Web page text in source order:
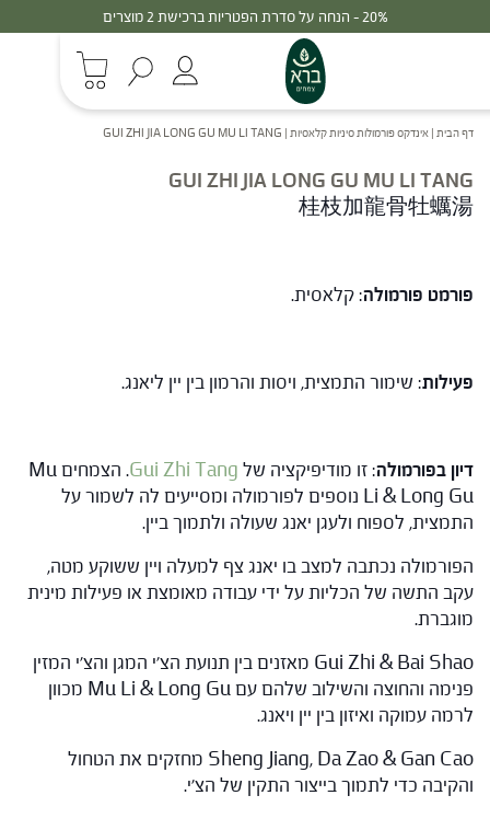
20% - הנחה על סדרת הפטריות ברכישת 2 מוצרים
דף הבית | אינדקס פורמולות סיניות קלאסיות |
GUI ZHI JIA LONG GU MU LI TANG
GUI ZHI JIA LONG GU MU LI TANG
桂枝加龍骨牡蠣湯
פורמט פורמולה: קלאסית.
פעילות: שימור התמצית, ויסות והרמון בין יין ליאנג.
דיון בפורמולה: זו מודיפיקציה של Gui Zhi Tang
. הצמחים Mu
Li & Long Gu נוספים לפורמולה ומסייעים לה לשמור על
התמצית, לספוח ולעגן יאנג שעולה ולתמוך ביין.
הפורמולה נכתבה למצב בו יאנג צף למעלה ויין ששוקע מטה,
עקב התשה של הכליות על ידי עבודה מאומצת או פעילות מינית
מוגברת.
Gui Zhi & Bai Shao מאזנים בין תנועת הצ'י המגן והצ'י המזין
פנימה והחוצה והשילוב שלהם עם Mu Li & Long Gu מכוון
לרמה עמוקה ואיזון בין יין ויאנג.
Sheng Jiang, Da Zao & Gan Cao מחזקים את הטחול
והקיבה כדי לתמוך בייצור התקין של הצ'י.